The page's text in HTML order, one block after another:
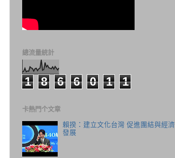
總流量統計
1 8 6 6 0 1 1
卡熱門个文章
賴揆：建立文化台灣 促進團結與經濟
發展